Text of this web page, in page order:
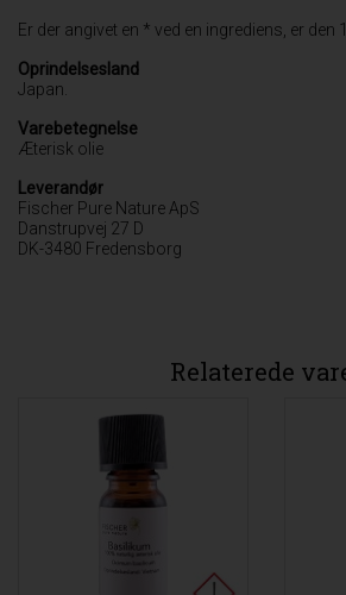
Er der angivet en * ved en ingrediens, er den
Oprindelsesland
Japan.
Varebetegnelse
Æterisk olie
Leverandør
Fischer Pure Nature ApS
Danstrupvej 27 D
DK-3480 Fredensborg
Relaterede